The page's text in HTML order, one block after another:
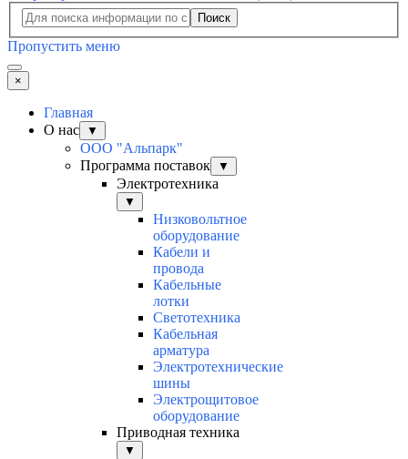
Поиск
Пропустить меню
×
Главная
О нас
▼
ООО "Альпарк"
Программа поставок
▼
Электротехника
▼
Низковольтное
оборудование
Кабели и
провода
Кабельные
лотки
Светотехника
Кабельная
арматура
Электротехнические
шины
Электрощитовое
оборудование
Приводная техника
▼